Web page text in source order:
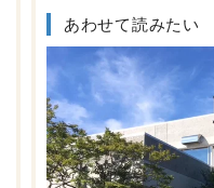
あわせて読みたい